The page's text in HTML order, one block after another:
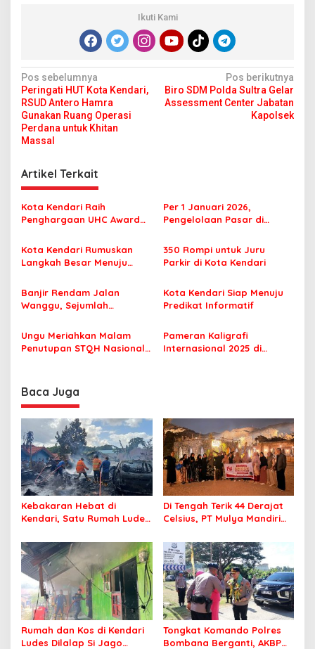
Ikuti Kami
N
a
v
i
a
s
i
o
Pos sebelumnya
Peringati HUT Kota Kendari,
RSUD Antero Hamra
Gunakan Ruang Operasi
Perdana untuk Khitan
Massal
Pos berikutnya
Biro SDM Polda Sultra Gelar
Assessment Center Jabatan
Kapolsek
Artikel Terkait
Kota Kendari Raih
Penghargaan UHC Award
Per 1 Januari 2026,
Pengelolaan Pasar di
Perumda
Kota Kendari Rumuskan
Langkah Besar Menuju
350 Rompi untuk Juru
Parkir di Kota Kendari
Banjir Rendam Jalan
Wanggu, Sejumlah
Kota Kendari Siap Menuju
Predikat Informatif
Ungu Meriahkan Malam
Penutupan STQH Nasional
Pameran Kaligrafi
Internasional 2025 di
Baca Juga
Kebakaran Hebat di
Kendari, Satu Rumah Ludes
Di Tengah Terik 44 Derajat
Celsius, PT Mulya Mandiri
Jamaah Tetap Sehat dan
Nyaman Beribadah
Rumah dan Kos di Kendari
Ludes Dilalap Si Jago
Tongkat Komando Polres
Bombana Berganti, AKBP